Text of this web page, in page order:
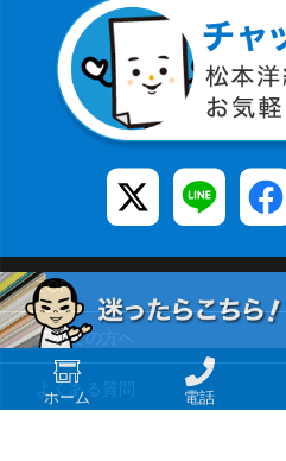
TOP
初めての方へ
よくある質問
ホーム 電話